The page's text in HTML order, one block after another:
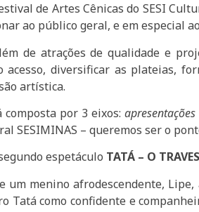
de Artes Cênicas do SESI
ao público geral, e em especial
de atrações de qualidade e
acesso, diversificar as plateias,
artística.
composta por 3 eixos:
SESIMINAS – queremos ser o
espetáculo TATÁ – O
um menino afrodescendente,
Tatá como confidente e